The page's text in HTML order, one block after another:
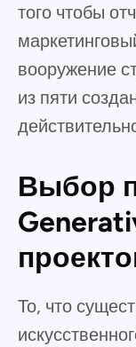
того чтобы
вооружение
из пяти
Выбор
То, что